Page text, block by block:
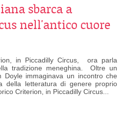
sbarca a
nell'antico cuore
in Piccadilly Circus, ora parla
tradizione meneghina. Oltre un
Doyle immaginava un incontro che
della letteratura di genere proprio
Criterion, in Piccadilly Circus...